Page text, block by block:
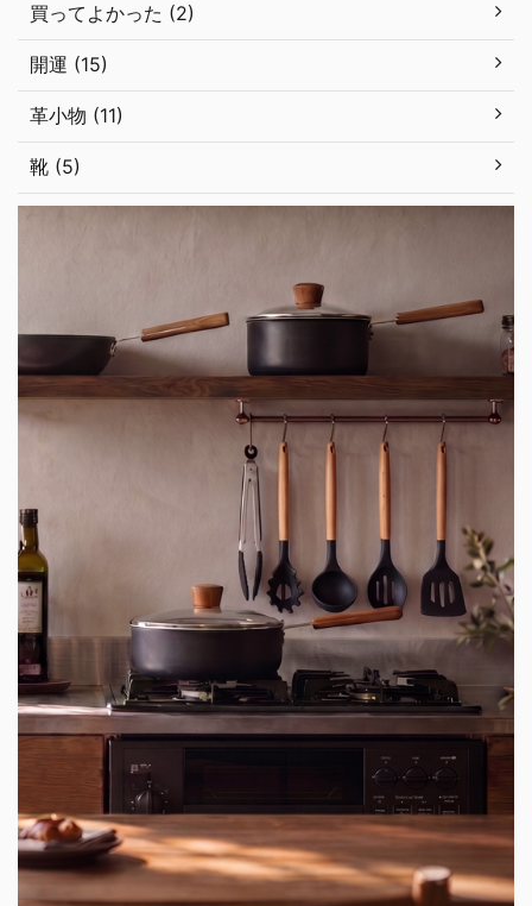
買ってよかった (2)
開運 (15)
革小物 (11)
靴 (5)